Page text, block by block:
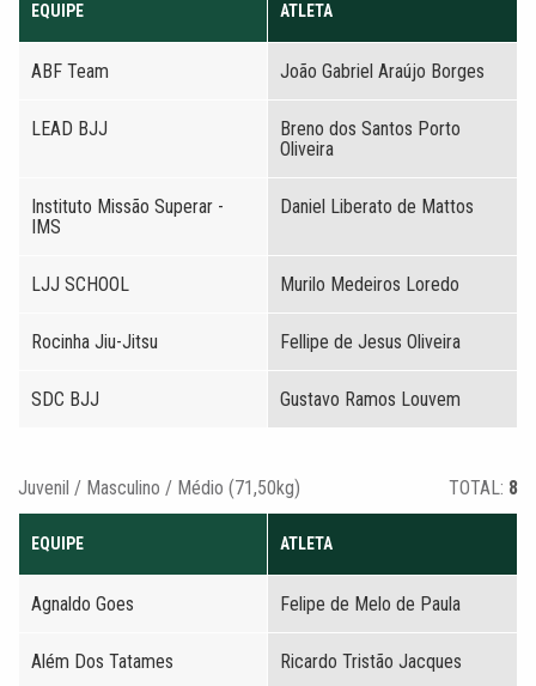
EQUIPE ATLETA
ABF Team João Gabriel Araújo Borges
LEAD BJJ
Breno dos Santos Porto
Oliveira
Instituto Missão Superar -
IMS
Daniel Liberato de Mattos
LJJ SCHOOL Murilo Medeiros Loredo
Rocinha Jiu-Jitsu Fellipe de Jesus Oliveira
SDC BJJ Gustavo Ramos Louvem
Juvenil / Masculino / Médio (71,50kg) TOTAL: 8
EQUIPE ATLETA
Agnaldo Goes Felipe de Melo de Paula
Além Dos Tatames Ricardo Tristão Jacques